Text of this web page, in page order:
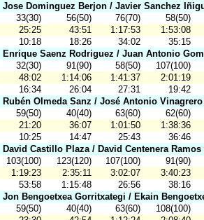
Jose Dominguez Berjon / Javier Sanchez
33(30) 56(50) 76(70)
58(50)
25:25 43:51 1:17:53
1:53:08
10:18 18:26 34:02
35:15
Enrique Saenz Rodriguez / Juan Antonio
32(30) 91(90) 58(50)
107(100)
48:02 1:14:06 1:41:37
2:01:19
16:34 26:04 27:31
19:42
Rubén Olmeda Sanz / José Antonio
59(50) 40(40) 63(60)
62(60)
21:20 36:07 1:01:50
1:38:36
10:25 14:47 25:43
36:46
David Castillo Plaza / David Centenera Ramos
103(100) 123(120) 107(100)
91(90)
1:19:23 2:35:11 3:02:07
3:40:23
53:58 1:15:48 26:56
38:16
Jon Bengoetxea Gorritxategi / Ekain
59(50) 40(40) 63(60)
108(100)